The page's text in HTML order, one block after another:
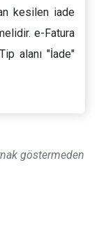
kesilen iade
e-Fatura
alanı "İade"
göstermeden